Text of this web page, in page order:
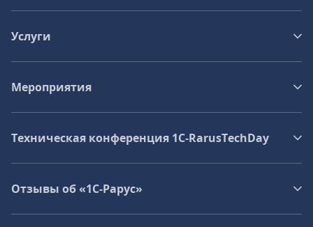
Услуги
Мероприятия
Техническая конференция 1C‑RarusTechDay
Отзывы об «1С-Рарус»